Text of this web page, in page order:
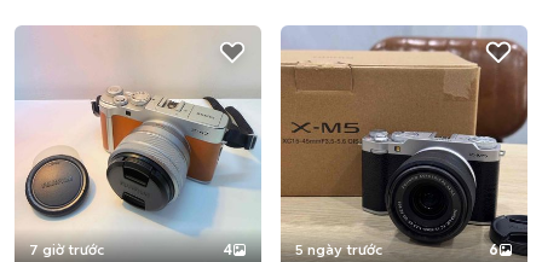
7 giờ trước 4 5 ngày trước 6